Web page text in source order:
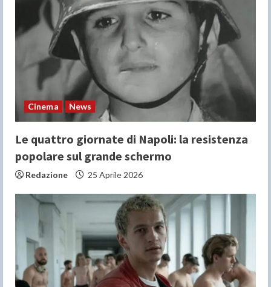
Cinema News
Le quattro giornate di Napoli: la resistenza
popolare sul grande schermo
Redazione 25 Aprile 2026